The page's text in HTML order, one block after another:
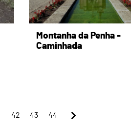
Montanha da Penha -
Caminhada
42 43 44